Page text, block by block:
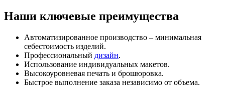
Наши ключевые преимущества
Автоматизированное производство – минимальная
себестоимость изделий.
Профессиональный дизайн.
Использование индивидуальных макетов.
Высокоуровневая печать и брошюровка.
Быстрое выполнение заказа независимо от объема.